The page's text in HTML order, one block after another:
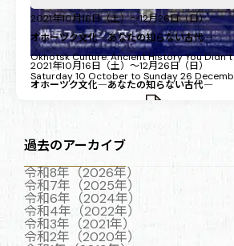
2021年10月16日（土）～12月26日（日）
オホーツク文化―あなたの知らない古代―
2021年10月16日（土）～12月26日（日）
オホーツク文化―あなたの知らない古代―
Okhotsk Culture: Ancient History You Didn’t
Saturday 10 October to Sunday 26
過去のアーカイブ
令和8年（2026年）
令和7年（2025年）
令和6年（2024年）
令和4年（2022年）
令和3年（2021年）
令和2年（2020年）